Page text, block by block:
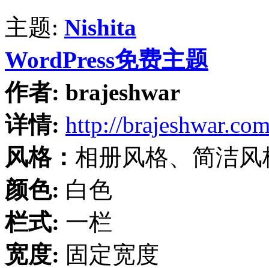
主题: Nishita
WordPress免费主题
作者: brajeshwar
详情: http://
风格： 相册风格、简洁
颜色: 白色
栏式: 一栏
宽度: 固定宽度